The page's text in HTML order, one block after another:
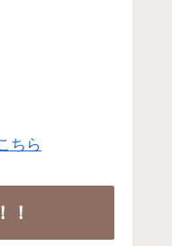
ちら
！